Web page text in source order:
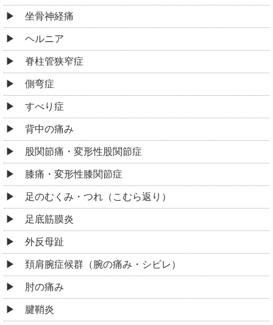
坐骨神経痛
ヘルニア
脊柱管狭窄症
側弯症
すべり症
背中の痛み
股関節痛・変形性股関節症
膝痛・変形性膝関節症
足のむくみ・つれ（こむら返り）
足底筋膜炎
外反母趾
頚肩腕症候群（腕の痛み・シビレ）
肘の痛み
腱鞘炎